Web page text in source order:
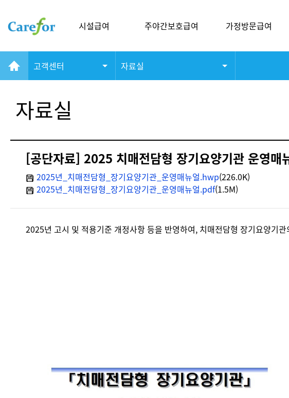
시설급여 주야간보호급여 가정방문급여
고객센터 자료실
자료실
[공단자료] 2025 치매전담형 장기요양기관 운영매
2025년_치매전담형_장기요양기관_운영매뉴얼.hwp(226.0K)
2025년_치매전담형_장기요양기관_운영매뉴얼.pdf(1.5M)
2025년 고시 및 적용기준 개정사항 등을 반영하여, 치매전담형 장기요양기